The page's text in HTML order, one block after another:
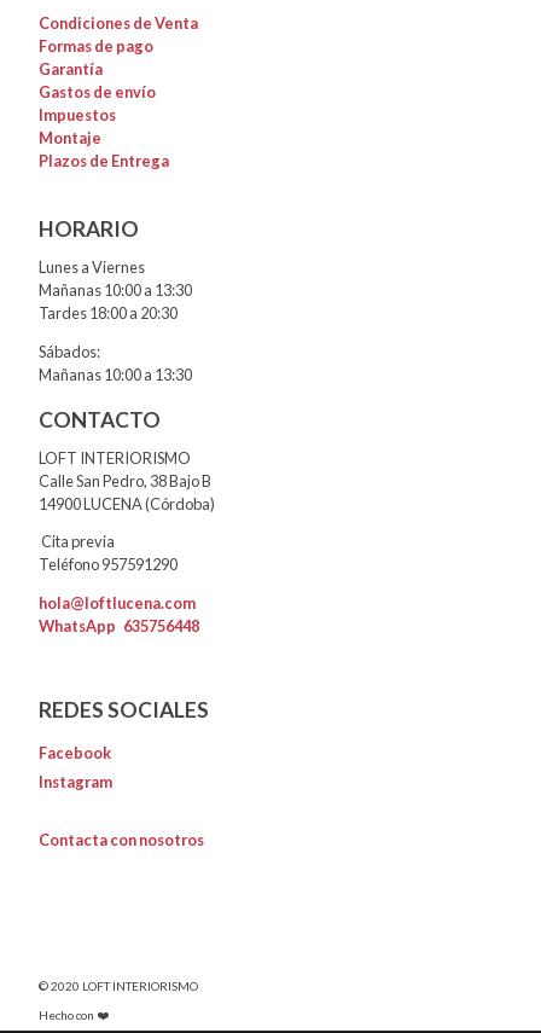
Condiciones de Venta
Formas de pago
Garantía
Gastos de envío
Impuestos
Montaje
Plazos de Entrega
HORARIO
Lunes a Viernes
Mañanas 10:00 a 13:30
Tardes 18:00 a 20:30
Sábados:
Mañanas 10:00 a 13:30
CONTACTO
LOFT INTERIORISMO
Calle San Pedro, 38 Bajo B
14900 LUCENA (Córdoba)
Cita previa
Teléfono 957591290
hola@loftlucena.com
WhatsApp 635756448
REDES SOCIALES
Facebook
Instagram
Contacta con nosotros
© 2020 LOFT INTERIORISMO
Hecho con ❤️